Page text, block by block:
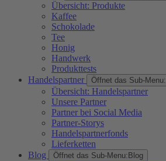
Übersicht: Produkte
Kaffee
Schokolade
Tee
Honig
Handwerk
Produkttests
Handelspartner
Öffnet das Sub-Menu:
Übersicht: Handelspartner
Unsere Partner
Partner bei Social Media
Partner-Storys
Handelspartnerfonds
Lieferketten
Blog
Öffnet das Sub-Menu: Blog